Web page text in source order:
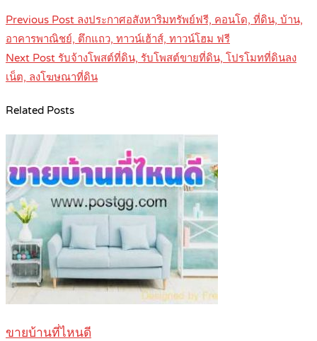
Post
navigation
Previous Post ลงประกาศอสังหาริมทรัพย์ฟรี, คอนโด, ที่ดิน, บ้าน,
อาคารพาณิชย์, ตึกแถว, ทาวน์เฮ้าส์, ทาวน์โฮม ฟรี
Next Post รับจ้างโพสต์ที่ดิน, รับโพสต์ขายที่ดิน, โปรโมทที่ดินลง
เน็ต, ลงโฆษณาที่ดิน
Related Posts
ขายบ้านที่ไหนดี